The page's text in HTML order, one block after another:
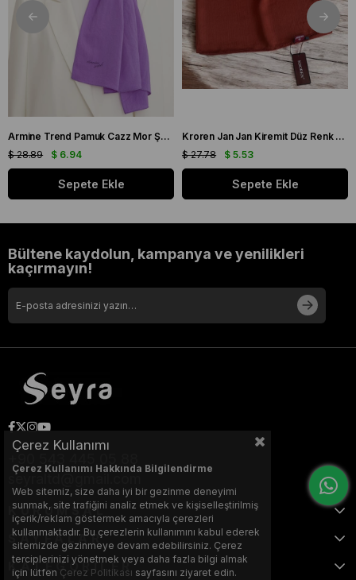
Armine Trend Pamuk Cazz Mor Şal 21210
$ 6.94
$ 28.89
Sepete Ekle
Kroren Jan Jan Kiremit Düz Renk Şal 7301-85
$ 5.53
$ 27.78
Sepete Ekle
Bültene kaydolun, kampanya ve yenilikleri
kaçırmayın!
seyraltd@gmail.com
KURUMSAL
SAYFALAR
KATEGORİLER
Çerez Kullanımı
Çerez Kullanımı Hakkında Bilgilendirme
Web sitemiz, size daha iyi bir gezinme deneyimi
sunmak, site trafiğini analiz etmek ve kişiselleştirilmiş
içerik/reklam göstermek amacıyla çerezleri
kullanmaktadır. Bu çerezlerin kullanımını kabul ederek
sitemizde gezinmeye devam edebilirsiniz. Çerez
terciplerinizi yönetmek veya daha fazla bilgi almak
için lütfen Çerez Politikası sayfasını ziyaret edin.